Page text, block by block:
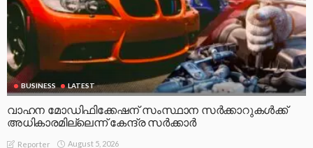
BUSINESS LATEST
വാഹന മോഡിഫിക്കേഷന് സംസ്ഥാന സർക്കാറുകൾക്ക്
അധികാരമില്ലെന്ന് കേന്ദ്ര സർക്കാർ
Reporter August 5, 2026